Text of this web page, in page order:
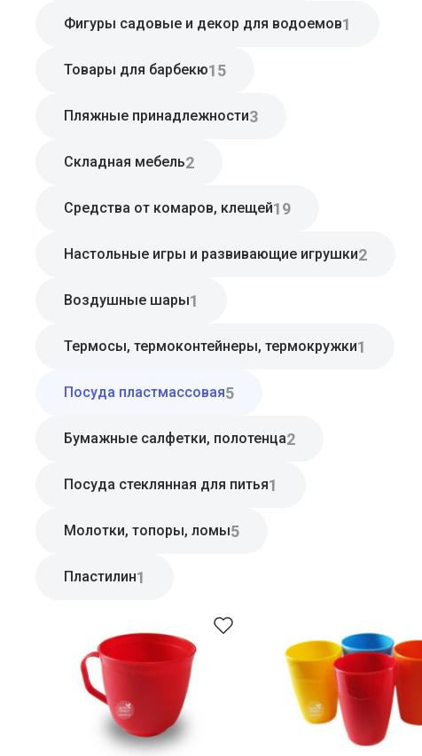
Фигуры садовые и декор для водоемов1
Товары для барбекю15
Пляжные принадлежности3
Складная мебель2
Средства от комаров, клещей19
Настольные игры и развивающие игрушки2
Воздушные шары1
Термосы, термоконтейнеры, термокружки1
Посуда пластмассовая5
Бумажные салфетки, полотенца2
Посуда стеклянная для питья1
Молотки, топоры, ломы5
Пластилин1